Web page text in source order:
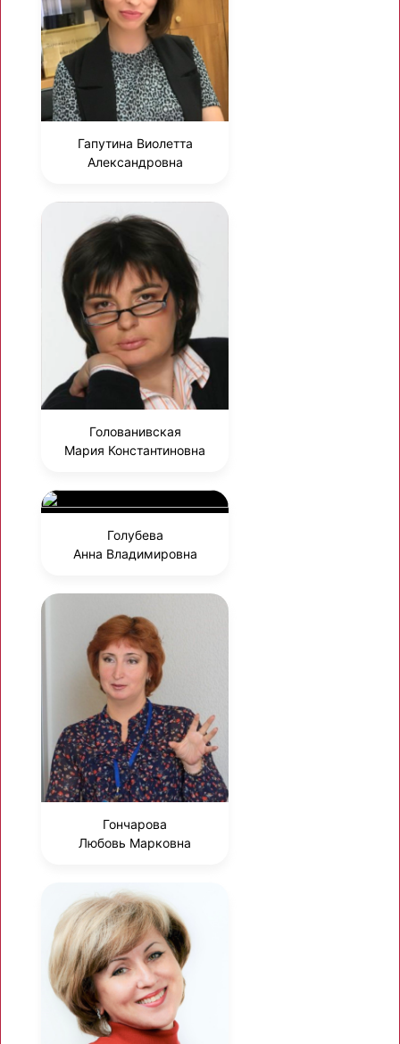
Гапутина Виолетта
Александровна
Голованивская
Мария Константиновна
Голубева
Анна Владимировна
Гончарова
Любовь Марковна